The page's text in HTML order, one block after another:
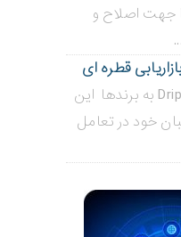
جهت اصلاح و
قطره ای
بازاریابی قطره ای Drip Marketing به برندها این
خود در تعامل